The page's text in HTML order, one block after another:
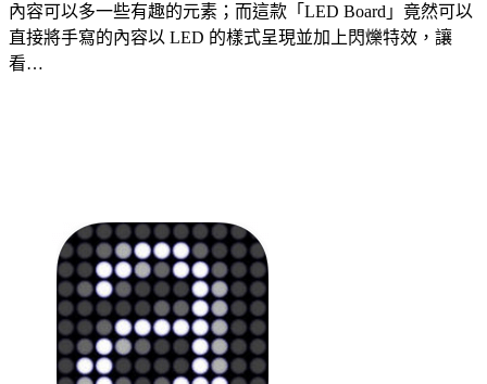
內容可以多一些有趣的元素；而這款「LED Board」竟然可以
直接將手寫的內容以 LED 的樣式呈現並加上閃爍特效，讓
看…